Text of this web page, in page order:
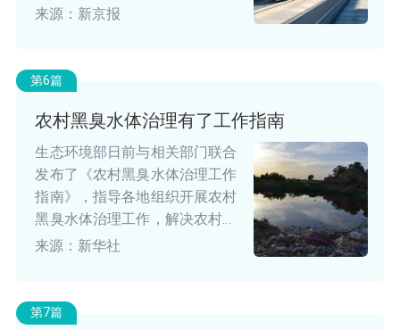
业低碳发展实施方案》。
来源：新京报
第6篇
农村黑臭水体治理有了工作指南
生态环境部日前与相关部门联合
发布了《农村黑臭水体治理工作
指南》，指导各地组织开展农村
黑臭水体治理工作，解决农村突
出水环境问题。
来源：新华社
第7篇